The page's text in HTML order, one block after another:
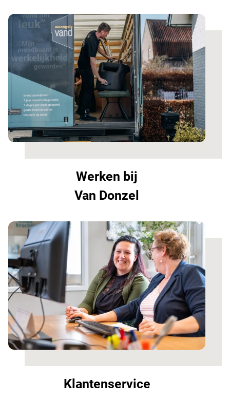
Werken bij
Van Donzel
Klantenservice